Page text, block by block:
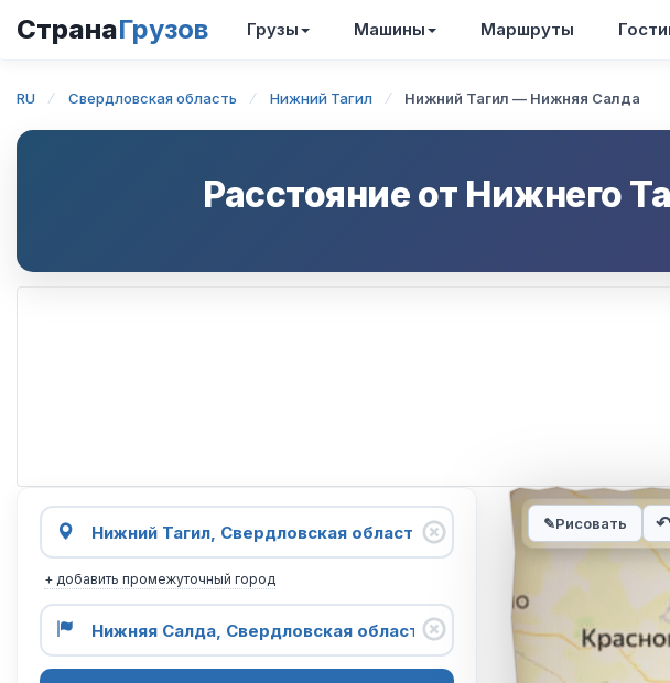
СтранаГрузов Грузы Машины Маршруты
RU Свердловская область Нижний Тагил Нижний Тагил — Нижняя Салда
Расстояние от Нижнего
+ добавить промежуточный город
Интерактивная
✎Рисовать ↶